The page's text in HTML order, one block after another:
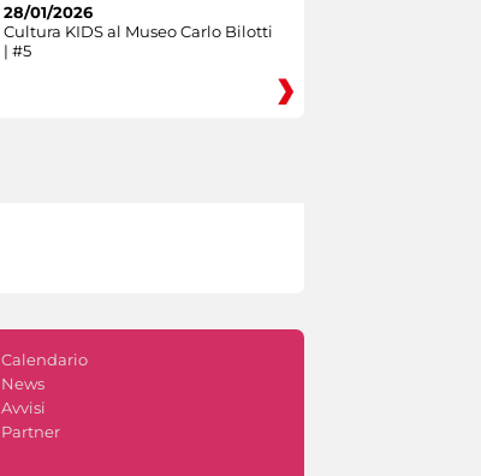
28/01/2026
Cultura KIDS al Museo Carlo Bilotti
| #5
Calendario
News
Avvisi
Partner